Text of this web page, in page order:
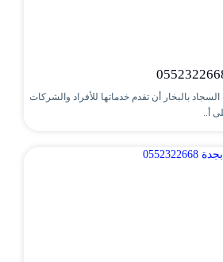
بالبخار أن تقدم خدماتها للأفراد والشركات
أ..